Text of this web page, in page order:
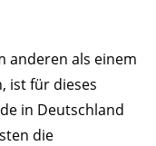
anderen als einem
ist für dieses
in Deutschland
die